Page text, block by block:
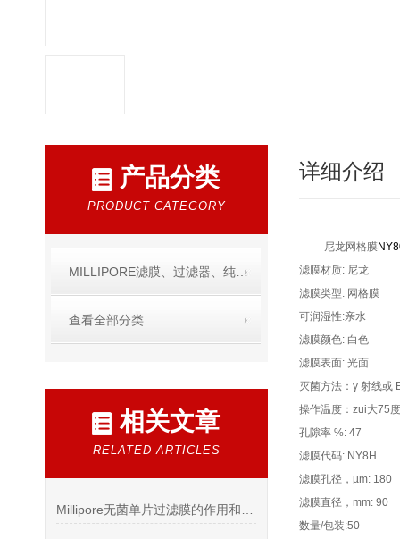
产品分类
PRODUCT CATEGORY
MILLIPORE滤膜、过滤器、纯水产品
查看全部分类
相关文章
RELATED ARTICLES
详细介绍
尼龙网格膜
滤膜材质: 尼龙
滤膜类型: 网格膜
可润湿性:亲水
滤膜颜色: 白色
滤膜表面: 光面
灭菌方法：γ 射线或
操作温度：zui大75度
孔隙率 %: 47
滤膜代码: NY8H
滤膜孔径，µm: 180
滤膜直径，mm: 90
数量/包装:50